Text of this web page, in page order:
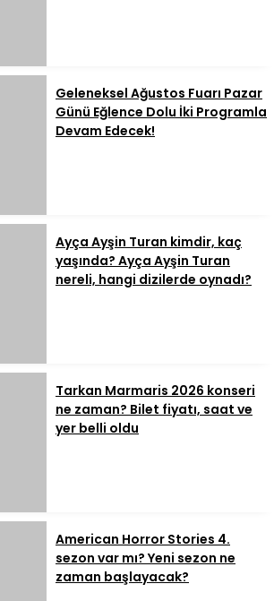
Geleneksel Ağustos Fuarı Pazar
Günü Eğlence Dolu İki Programla
Devam Edecek!
Ayça Ayşin Turan kimdir, kaç
yaşında? Ayça Ayşin Turan
nereli, hangi dizilerde oynadı?
Tarkan Marmaris 2026 konseri
ne zaman? Bilet fiyatı, saat ve
yer belli oldu
American Horror Stories 4.
sezon var mı? Yeni sezon ne
zaman başlayacak?